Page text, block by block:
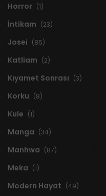
Horror (1)
İntikam (23)
Josei (85)
Katliam (2)
Kıyamet Sonrası (3)
Korku (8)
Kule (1)
Manga (34)
Manhwa (87)
Meka (1)
Modern Hayat (49)